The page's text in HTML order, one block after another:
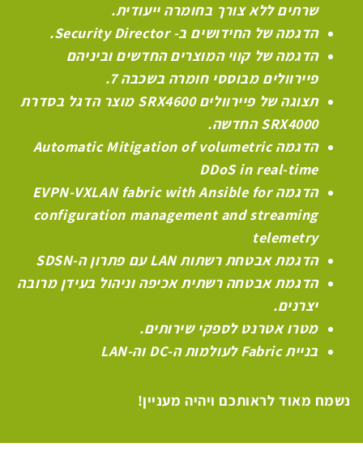
שרתים ללא צורך בחומרה ייעודית.
הדגמה של החידושים ב-Security Director
.
הדגמה של קווי המוצרים החדשים וביניהם
פיירוולים מבוססי חומרה בשכבה 7.
תצוגה של פיירווליםSRX4600 מוצר הדגל בסדרת
SRX4000החדשה.
הדגמהAutomatic Mitigation of volumetric
DDoS in real-time
הדגמהEVPN-VXLAN fabric with Ansible for
configuration management and streaming
telemetry
הדגמת אבטחת רשתותLANעם פתרון ה-SDSN
הדגמת אבטחה רשתית אכיפה וניהול בעידן מרובה
יצרנים.
מטרו אטרנט לספקי שירותים.
בנייתFabricלעולמות ה-DC וה-LAN
נשמח מאוד לראותכם ויהיה מעניין!